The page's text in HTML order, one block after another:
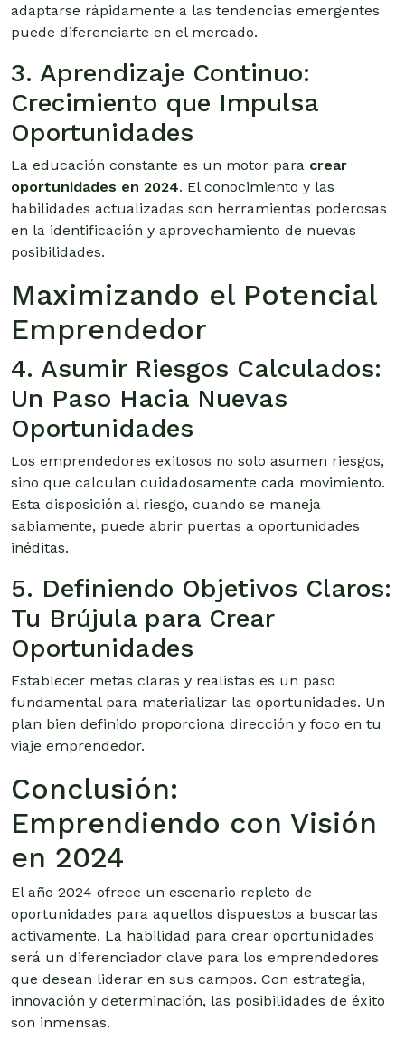
adaptarse rápidamente a las tendencias emergentes
puede diferenciarte en el mercado.
3. Aprendizaje Continuo:
Crecimiento que Impulsa
Oportunidades
La educación constante es un motor para crear
oportunidades en 2024. El conocimiento y las
habilidades actualizadas son herramientas poderosas
en la identificación y aprovechamiento de nuevas
posibilidades.
Maximizando el Potencial
Emprendedor
4. Asumir Riesgos Calculados:
Un Paso Hacia Nuevas
Oportunidades
Los emprendedores exitosos no solo asumen riesgos,
sino que calculan cuidadosamente cada movimiento.
Esta disposición al riesgo, cuando se maneja
sabiamente, puede abrir puertas a oportunidades
inéditas.
5. Definiendo Objetivos Claros:
Tu Brújula para Crear
Oportunidades
Establecer metas claras y realistas es un paso
fundamental para materializar las oportunidades. Un
plan bien definido proporciona dirección y foco en tu
viaje emprendedor.
Conclusión:
Emprendiendo con Visión
en 2024
El año 2024 ofrece un escenario repleto de
oportunidades para aquellos dispuestos a buscarlas
activamente. La habilidad para crear oportunidades
será un diferenciador clave para los emprendedores
que desean liderar en sus campos. Con estrategia,
innovación y determinación, las posibilidades de éxito
son inmensas.